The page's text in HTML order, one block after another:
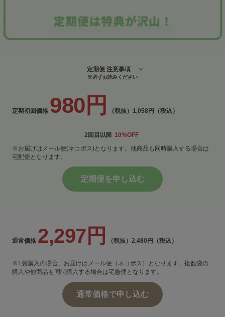
定期便 注意事項
※必ずお読みください
定期初回価格 980円 （税抜） 1,058円（税込）
2回目以降 10%OFF
※お届けはメール便(ネコポス)となります。他商品も同時購入する場合は
宅配便となります。
定期便を申し込む
通常価格 2,297円 （税抜） 2,480円（税込）
※1袋購入の場合、お届けはメール便（ネコポス）となります。複数袋の
購入や他商品も同時購入する場合は宅急便となります。
通常価格で申し込む